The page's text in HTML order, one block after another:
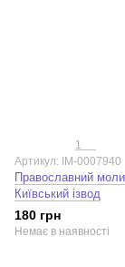
1
Артикул: IM-0007940
Православний
Київський ізвод
180 грн
Немає в наявності